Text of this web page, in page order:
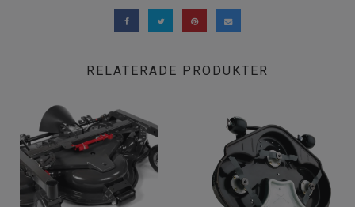
RELATERADE PRODUKTER